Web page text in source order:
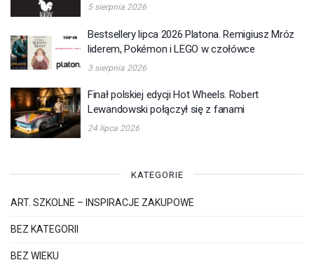
5 sierpnia 2026
Bestsellery lipca 2026 Platona. Remigiusz Mróz
liderem, Pokémon i LEGO w czołówce
3 sierpnia 2026
Finał polskiej edycji Hot Wheels. Robert
Lewandowski połączył się z fanami
24 lipca 2026
KATEGORIE
ART. SZKOLNE – INSPIRACJE ZAKUPOWE
BEZ KATEGORII
BEZ WIEKU